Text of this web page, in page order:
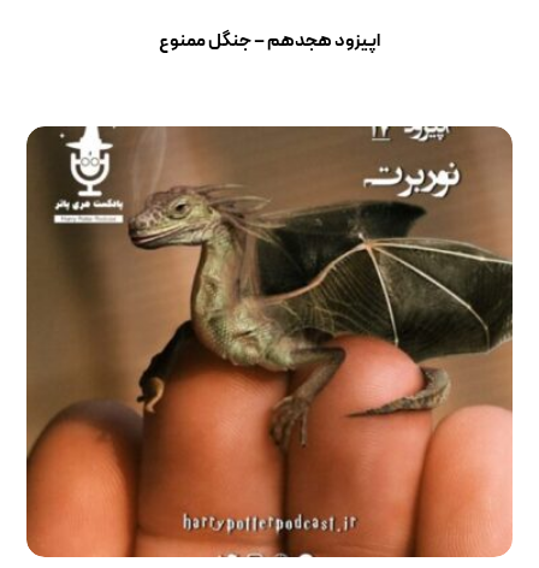
اپیزود هجدهم – جنگل ممنوع